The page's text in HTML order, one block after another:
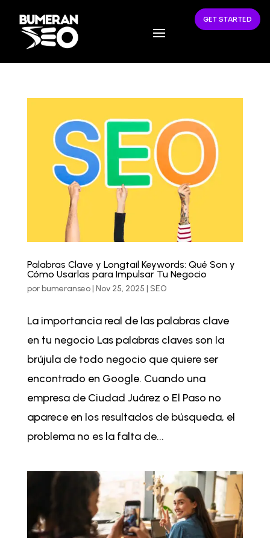
GET STARTED
Palabras Clave y Longtail Keywords: Qué Son y
Cómo Usarlas para Impulsar Tu Negocio
porbumeranseo| Nov 25, 2025 | SEO
La importancia real de las palabras clave
en tu negocio Las palabras claves son la
brújula de todo negocio que quiere ser
encontrado en Google. Cuando una
empresa de Ciudad Juárez o El Paso no
aparece en los resultados de búsqueda, el
problema no es la falta de...